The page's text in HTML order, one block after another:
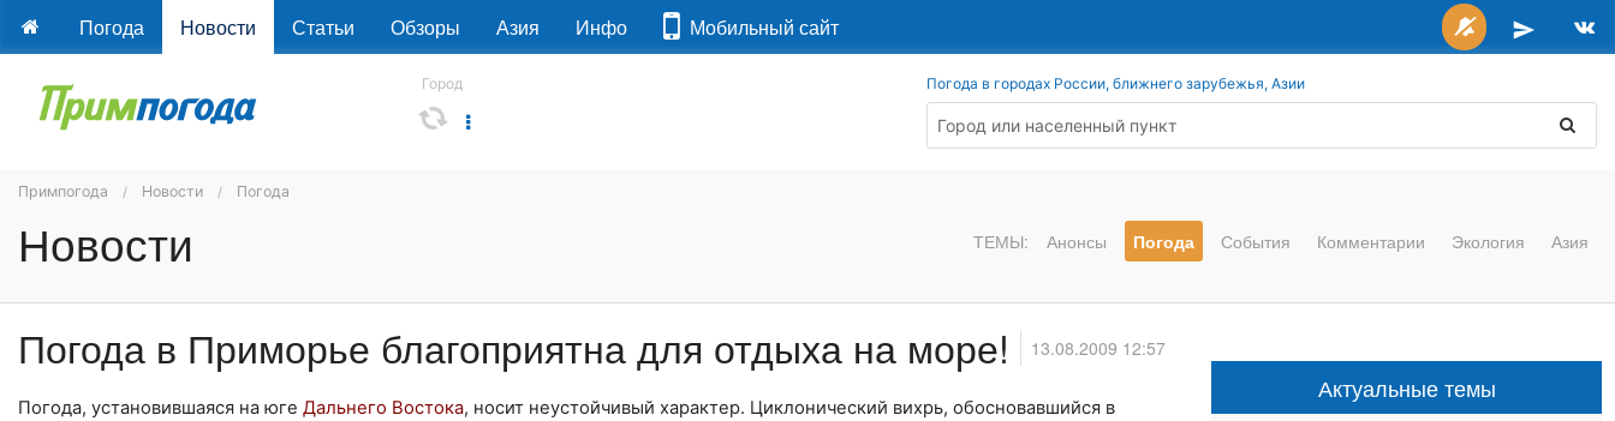
Погода Новости Статьи Обзоры Азия Инфо Мобильный сайт
Город Погода в городах России, ближнего зарубежья, Азии
Примпогода Новости Погода
Новости ТЕМЫ: Анонсы Погода События Комментарии Экология Азия
Погода в Приморье благоприятна для отдыха на море! 13.08.2009 12:57
Погода, установившаяся на юге Дальнего Востока, носит неустойчивый характер. Циклонический вихрь, обосновавшийся в
Актуальные темы